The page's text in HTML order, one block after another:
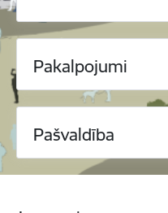
Pakalpojumi
Pašvaldība